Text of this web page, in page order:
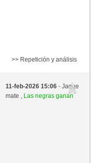
>> Repetición y análisis
11-feb-2026 15:06- Jaque
mate , Las negras ganan